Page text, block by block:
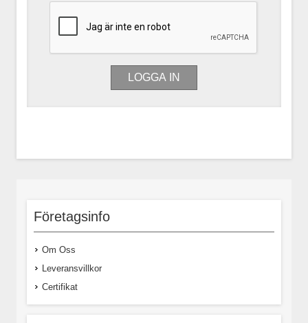
Företagsinfo
Om Oss
Leveransvillkor
Certifikat